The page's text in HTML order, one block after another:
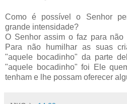
Como é possível o Senhor
grande intensidade?
O Senhor assim o faz para não
Para não humilhar as suas
"aquele bocadinho" da parte
"aquele bocadinho" foi Ele
tenham e lhe possam oferecer